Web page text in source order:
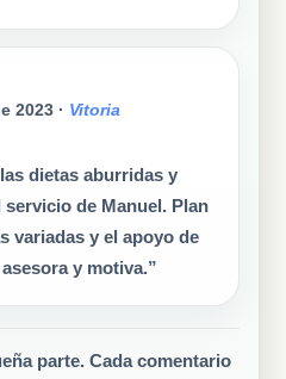
2023 · Vitoria
dietas aburridas y
de Manuel. Plan
variadas y el apoyo de
y motiva.”
parte. Cada comentario